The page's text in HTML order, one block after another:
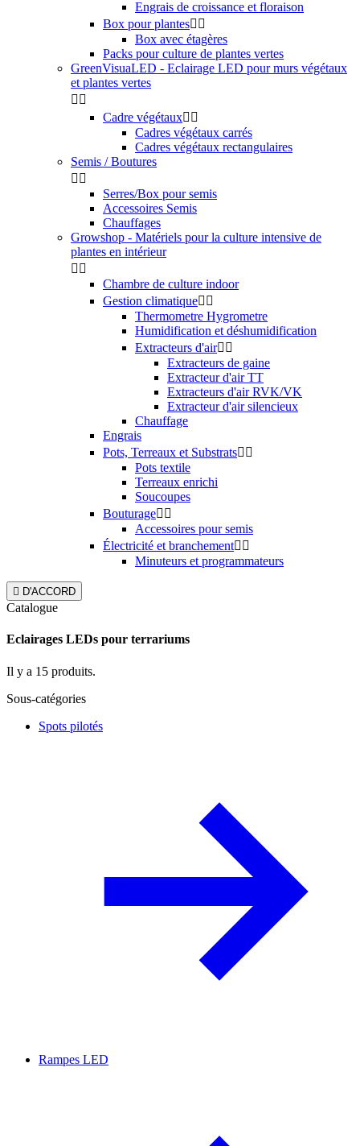
Engrais de croissance et floraison
Box pour plantes 
Box avec étagères
Packs pour culture de plantes vertes
GreenVisuaLED - Eclairage LED pour murs végétaux
et plantes vertes
 
Cadre végétaux 
Cadres végétaux carrés
Cadres végétaux rectangulaires
Semis / Boutures
 
Serres/Box pour semis
Accessoires Semis
Chauffages
Growshop - Matériels pour la culture intensive de
plantes en intérieur
 
Chambre de culture indoor
Gestion climatique 
Thermometre Hygrometre
Humidification et déshumidification
Extracteurs d'air 
Extracteurs de gaine
Extracteur d'air TT
Extracteurs d'air RVK/VK
Extracteur d'air silencieux
Chauffage
Engrais
Pots, Terreaux et Substrats 
Pots textile
Terreaux enrichi
Soucoupes
Bouturage 
Accessoires pour semis
Électricité et branchement 
Minuteurs et programmateurs
 D'ACCORD
Catalogue
Eclairages LEDs pour terrariums
Il y a 15 produits.
Sous-catégories
Spots pilotés
Rampes LED